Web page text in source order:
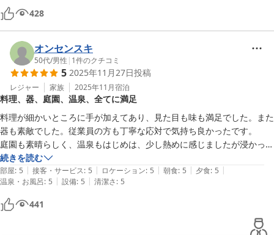
奈良偲の里 玉翠
支配人 後藤
奈良偲の里 玉翠
2026-04-15
りましたが結構ぬるめでした。冬は加温していただいても良いかも知れ
ません。大浴場は適温で気持ち良かったです。貸し切り風呂は到着が予
定より遅くなり、１６時前の段階で、当日枠がほとんど無くて、翌朝予
約したものの入りませんでした。ありがとうございました。
428
オンセンスキ
50代/男性 | 1件のクチコミ
5 2025年11月27日投稿
レジャー 家族 2025年11月宿泊
料理、器、庭園、温泉、全てに満足
料理が細かいところに手が加えてあり、見た目も味も満足でした。また
器も素敵でした。従業員の方も丁寧な応対で気持ち良かったです。
庭園も素晴らしく、温泉もはじめは、少し熱めに感じましたが浸かって
いると長く入って入られます。
また、是非行きたいと思う宿でした。
続きを読む
部屋: 5 | 接客・サービス: 5 | ロケーション: 5 | 朝食: 5 | 夕食: 5 |
温泉・お風呂: 5 | 設備: 5 | 清潔さ: 5
441